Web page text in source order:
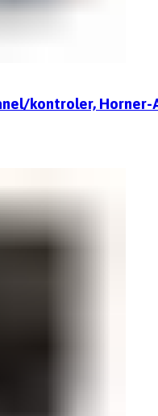
kontroler, Horner-